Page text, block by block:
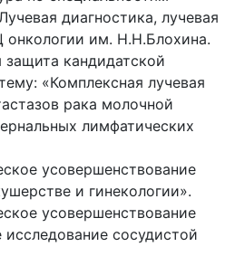
диагностика, лучевая
им. Н.Н.Блохина.
защита кандидатской
«Комплексная лучевая
рака молочной
лимфатических
усовершенствование
и гинекологии».
усовершенствование
исследование сосудистой